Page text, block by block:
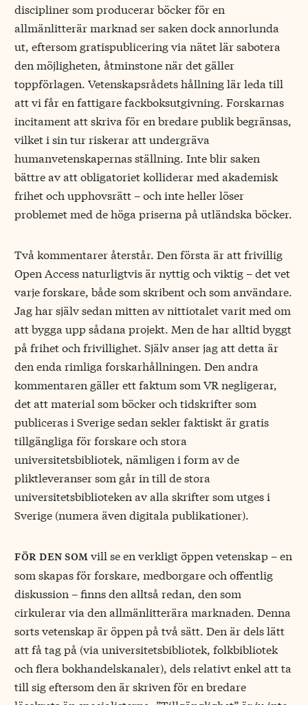
discipliner som producerar böcker för en
allmänlitterär marknad ser saken dock annorlunda
ut, eftersom gratispublicering via nätet lär sabotera
den möjligheten, åtminstone när det gäller
toppförlagen. Vetenskapsrådets hållning lär leda till
att vi får en fattigare fackboksutgivning. Forskarnas
incitament att skriva för en bredare publik begränsas,
vilket i sin tur riskerar att undergräva
humanvetenskapernas ställning. Inte blir saken
bättre av att obligatoriet kolliderar med akademisk
frihet och upphovsrätt – och inte heller löser
problemet med de höga priserna på utländska böcker.
Två kommentarer återstår. Den första är att frivillig
Open Access naturligtvis är nyttig och viktig – det vet
varje forskare, både som skribent och som användare.
Jag har själv sedan mitten av nittiotalet varit med om
att bygga upp sådana projekt. Men de har alltid byggt
på frihet och frivillighet. Själv anser jag att detta är
den enda rimliga forskarhållningen. Den andra
kommentaren gäller ett faktum som VR negligerar,
det att material som böcker och tidskrifter som
publiceras i Sverige sedan sekler faktiskt är gratis
tillgängliga för forskare och stora
universitetsbibliotek, nämligen i form av de
pliktleveranser som går in till de stora
universitetsbiblioteken av alla skrifter som utges i
Sverige (numera även digitala publikationer).
för den somvill se en verkligt öppen vetenskap – en
som skapas för forskare, medborgare och offentlig
diskussion – finns den alltså redan, den som
cirkulerar via den allmänlitterära marknaden. Denna
sorts vetenskap är öppen på två sätt. Den är dels lätt
att få tag på (via universitetsbibliotek, folkbibliotek
och flera bokhandelskanaler), dels relativt enkel att ta
till sig eftersom den är skriven för en bredare